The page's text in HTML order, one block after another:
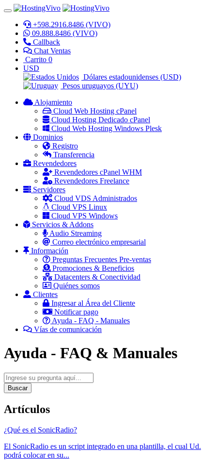
+598.2916.8486 (VIVO)
09.888.8486 (VIVO)
Callback
Chat Ventas
Carrito 0
USD
Dólares estadounidenses (USD)
Pesos uruguayos (UYU)
Alojamiento
Cloud Web Hosting cPanel
Cloud Hosting Dedicado cPanel
Cloud Web Hosting Windows Plesk
Dominios
Registro
Transferencia
Revendedores
Revendedores cPanel WHM
Revendedores Freelance
Servidores
Cloud VDS Administrados
Cloud VPS Linux
Cloud VPS Windows
Servicios & Addons
Audio Streaming
Correo electrónico empresarial
Información
Preguntas Frecuentes Pre-ventas
Promociones & Beneficios
Datacenters & Conectividad
Quiénes somos
Clientes
Ingresar al Área del Cliente
Notificar pago
Ayuda - FAQ - Manuales
Vías de comunicación
Ayuda - FAQ & Manuales
Buscar
Artículos
¿Qué es el SonicRadio?
El SonicRadio es un script integrado en una plantilla, el cual Ud.
podrá colocar en su...